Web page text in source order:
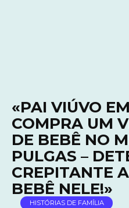
«PAI VIÚVO
COMPRA UM
DE BEBÊ NO
PULGAS –
CREPITANTE
BEBÊ NELE!»
HISTÓRIAS DE FAMÍLIA